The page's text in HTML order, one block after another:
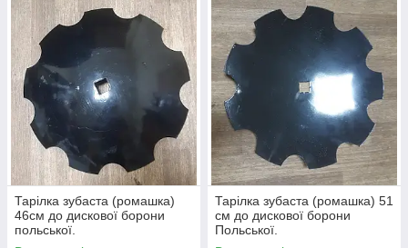
Тарілка зубаста (ромашка)
46см до дискової борони
польської.
Тарілка зубаста (ромашка) 51
см до дискової борони
Польської.